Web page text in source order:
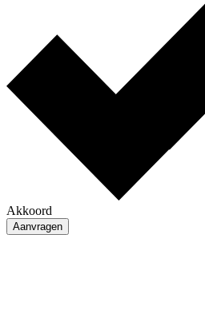
Akkoord
Aanvragen